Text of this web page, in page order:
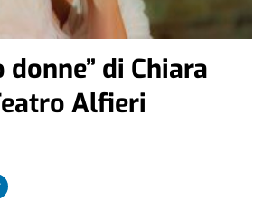
donne” di Chiara
Alfieri